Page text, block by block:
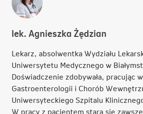
lek. Agnieszka Żędzian
Lekarz, absolwentka Wydziału
Uniwersytetu Medycznego w
Doświadczenie zdobywała, pracując
Gastroenterologii i Chorób
Uniwersyteckiego Szpitalu
W pracy z pacjentem stara się